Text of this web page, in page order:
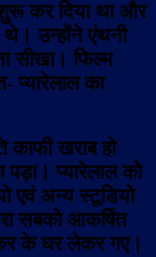
कर दिया था और
उन्होंने एंथनी
सीखा। फिल्म
प्यारेलाल का
काफी खराब हो
प्यारेलाल को
एवं अन्य स्टूडियो
सबको आकर्षित
के घर लेकर गए।